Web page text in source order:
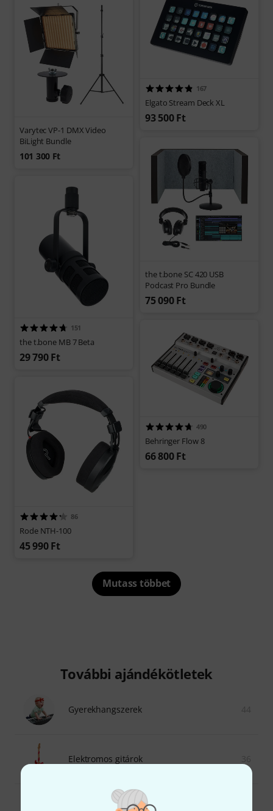
Varytec VP-1 DMX Video
BiLight Bundle
101 300 Ft
167
Elgato Stream Deck XL
93 500 Ft
151
the t.bone MB 7 Beta
29 790 Ft
the t.bone SC 420 USB
Podcast Pro Bundle
75 090 Ft
86
Rode NTH-100
45 990 Ft
490
Behringer Flow 8
66 800 Ft
Mutass többet
További ajándékötletek
Gyerekhangszerek
Elektromos gitárok
Basszusgitárok